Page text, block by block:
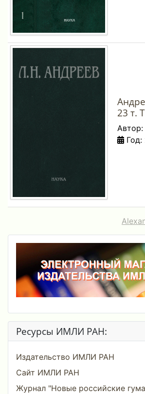
23 т.
Автор:
Год:
Ресурсы ИМЛИ РАН:
Издательство ИМЛИ РАН
Сайт ИМЛИ РАН
Журнал "Новые российские